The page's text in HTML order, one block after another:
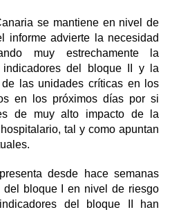
se mantiene en nivel de
informe advierte la necesidad
muy estrechamente la
del bloque II y la
las unidades críticas en los
en los próximos días por si
de muy alto impacto de la
tal y como apuntan
desde hace semanas
del bloque I en nivel de riesgo
del bloque II han